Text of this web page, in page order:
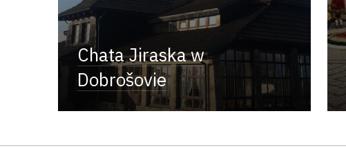
Chata Jiraska w
Dobrošovie